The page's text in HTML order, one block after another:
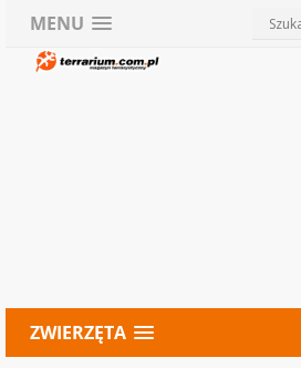
MENU
ZWIERZĘTA